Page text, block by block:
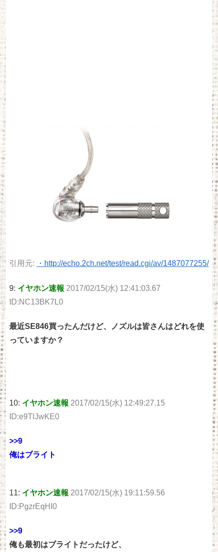
引用元: ・http://echo.2ch.net/test/read.cgi/av/1487077255/
9: イヤホン速報 2017/02/15(水) 12:41:03.67
ID:NC13BK7L0
最近SE846買ったんだけど、ノズルは皆さんはどれを使
っていますか？
10: イヤホン速報 2017/02/15(水) 12:49:27.15
ID:e9TlJwKE0
>>9
俺はブライト
11: イヤホン速報 2017/02/15(水) 19:11:59.56
ID:PgzrEqHI0
>>9
俺も最初はブライトだったけど、